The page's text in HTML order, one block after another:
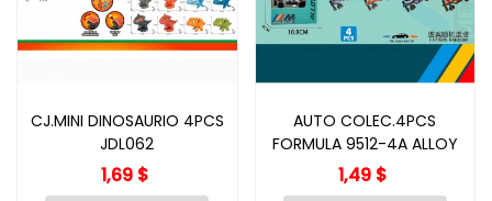
CJ.MINI DINOSAURIO 4PCS
JDL062
1,69 $
AUTO COLEC.4PCS
FORMULA 9512-4A ALLOY
1,49 $